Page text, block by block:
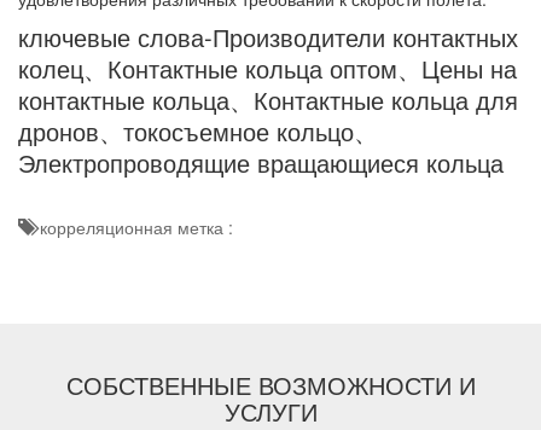
ключевые слова-Производители контактных
колец、Контактные кольца оптом、Цены на
контактные кольца、Контактные кольца для
дронов、токосъемное кольцо、
Электропроводящие вращающиеся кольца
корреляционная метка :
СОБСТВЕННЫЕ ВОЗМОЖНОСТИ И
УСЛУГИ